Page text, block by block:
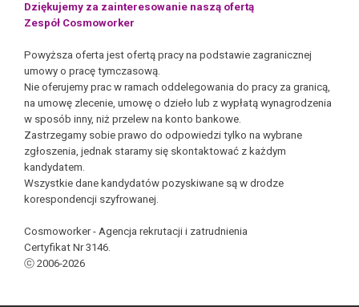
Dziękujemy za zainteresowanie naszą ofertą
Zespół Cosmoworker
Powyższa oferta jest ofertą pracy na podstawie zagranicznej
umowy o pracę tymczasową.
Nie oferujemy prac w ramach oddelegowania do pracy za granicą,
na umowę zlecenie, umowę o dzieło lub z wypłatą wynagrodzenia
w sposób inny, niż przelew na konto bankowe.
Zastrzegamy sobie prawo do odpowiedzi tylko na wybrane
zgłoszenia, jednak staramy się skontaktować z każdym
kandydatem.
Wszystkie dane kandydatów pozyskiwane są w drodze
korespondencji szyfrowanej.
Cosmoworker - Agencja rekrutacji i zatrudnienia
Certyfikat Nr 3146.
ⓒ 2006-2026